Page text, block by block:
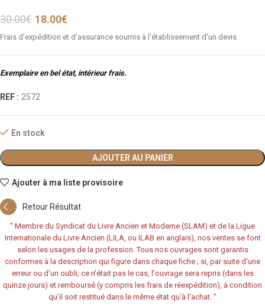
30.00€ 18.00€
Frais d'expédition et d'assurance soumis à l'établissement d'un devis.
Exemplaire en bel état, intérieur frais.
REF : 2572
En stock
AJOUTER AU PANIER
Ajouter à ma liste provisoire
Retour Résultat
" Membre du Syndicat du Livre Ancien et Moderne (SLAM) et de la Ligue
Internationale du Livre Ancien (LILA, ou ILAB en anglais), nos ventes se font
selon les usages de la profession. Tous nos ouvrages sont garantis
conformes à la description qui figure dans chaque fiche ; si, par suite d'une
erreur ou d'un oubli, ce n'était pas le cas, l'ouvrage sera repris (dans les
quinze jours) et remboursé (y compris les frais de réexpédition), à condition
qu'il soit restitué dans le même état qu'à l'achat. "